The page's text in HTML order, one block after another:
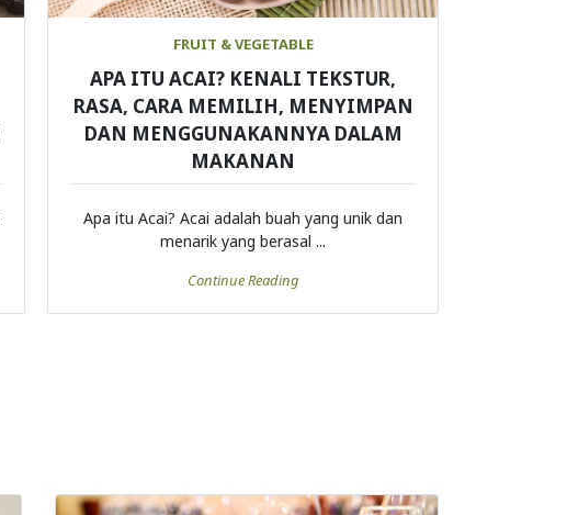
FRUIT & VEGETABLE
APA ITU ACAI? KENALI TEKSTUR,
RASA, CARA MEMILIH, MENYIMPAN
DAN MENGGUNAKANNYA DALAM
MAKANAN
Apa itu Acai? Acai adalah buah yang unik dan
menarik yang berasal ...
Continue Reading